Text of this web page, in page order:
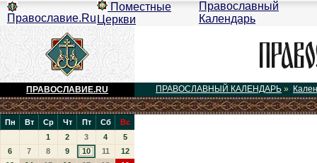
Православие.Ru
Поместные
Церкви
Православный
Календарь
ПРАВОСЛАВИЕ.RU ПРАВОСЛАВНЫЙ КАЛЕНДАРЬ »
Пн Вт Ср Чт Пт Сб
Вс
1
2 3 4
5
6
7 8 9 10 11
12